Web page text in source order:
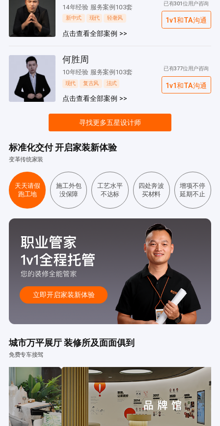
14年经验 服务案例103套
新中式 现代 轻奢风
点击查看全部案例 >>
已有301位用户咨询
1v1和TA沟通
何胜周
10年经验 服务案例103套
现代 复古风 法式
点击查看全部案例 >>
已有377位用户咨询
1v1和TA沟通
寻找更多五星设计师
标准化交付 开启家装新体验
变革传统家装
天天请假
跑工地
施工外包
没保障
工艺水平
不达标
四处奔波
买材料
增项不停
延期不止
立即开启家装新体验
城市万平展厅 装修所及面面俱到
免费专车接驾